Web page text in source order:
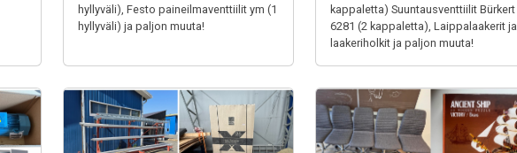
hyllyväli), Festo paineilmaventtiilit ym (1
hyllyväli) ja paljon muuta!
kappaletta) Suuntausventtiilit Bürkert
6281 (2 kappaletta), Laippalaakerit ja
laakeriholkit ja paljon muuta!